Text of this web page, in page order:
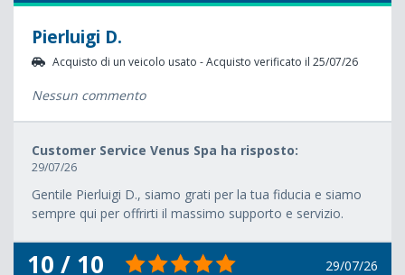
Pierluigi D.
Acquisto di un veicolo usato - Acquisto verificato il 25/07/26
Nessun commento
Customer Service Venus Spa ha risposto:
29/07/26
Gentile Pierluigi D., siamo grati per la tua fiducia e siamo
sempre qui per offrirti il massimo supporto e servizio.
10 / 10 29/07/26